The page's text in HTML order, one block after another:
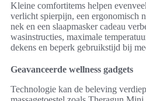
Kleine comfortitems helpen
verlicht spierpijn, een ergonomisch
nek en een slaapmasker cadeau
wasinstructies, maximale
dekens en beperk gebruikstijd bij
Geavanceerde wellness gadgets
Technologie kan de beleving